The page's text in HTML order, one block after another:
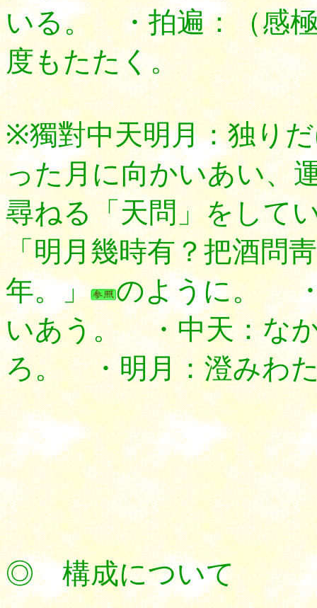
いる。 ・拍遍：（感
度もたたく。
※獨對中天明月：独り
った月に向かいあい、
尋ねる「天問」をして
「明月幾時有？把酒問
年。」
のように。
いあう。 ・中天：な
ろ。 ・明月：澄みわ
◎ 構成について